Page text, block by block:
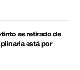
es retirado de
está por